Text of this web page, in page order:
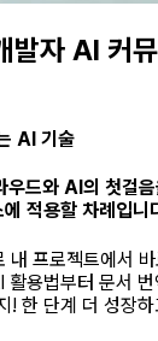
발자 AI 커
AI 기술
우드와 AI의 첫걸
적용할 차례 입니
내 프로젝트에서
활용법부터 문서
! 한 단계 더 성장